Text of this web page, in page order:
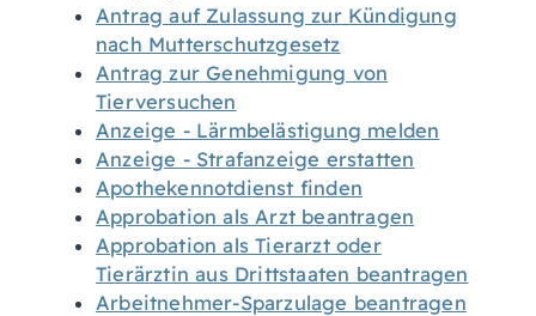
Antrag auf Zulassung zur Kündigung
nach Mutterschutzgesetz
Antrag zur Genehmigung von
Tierversuchen
Anzeige - Lärmbelästigung melden
Anzeige - Strafanzeige erstatten
Apothekennotdienst finden
Approbation als Arzt beantragen
Approbation als Tierarzt oder
Tierärztin aus Drittstaaten beantragen
Arbeitnehmer-Sparzulage beantragen